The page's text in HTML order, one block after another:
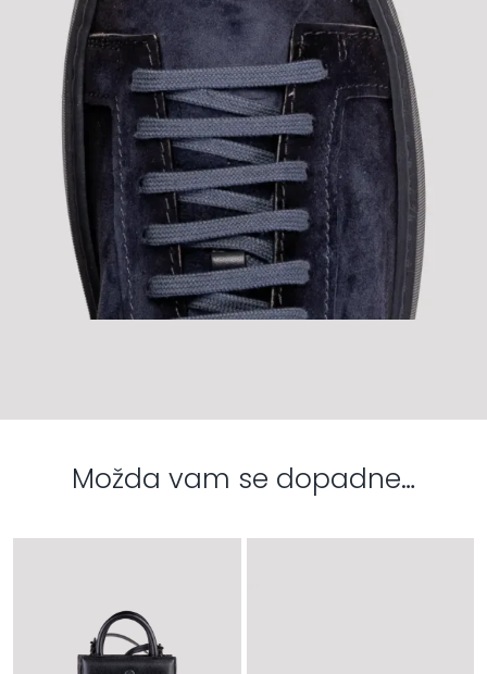
Možda vam se dopadne…